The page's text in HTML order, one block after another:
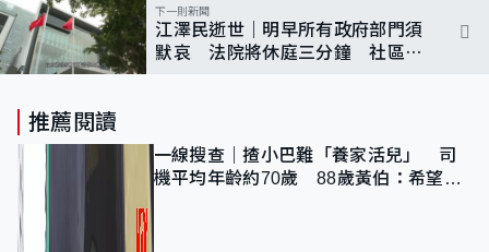
下一則新聞
江澤民逝世｜明早所有政府部門須
默哀 法院將休庭三分鐘 社區會
推薦閱讀
一線搜查｜揸小巴難「養家活兒」 司
機平均年齡約70歲 88歲黃伯：希望一